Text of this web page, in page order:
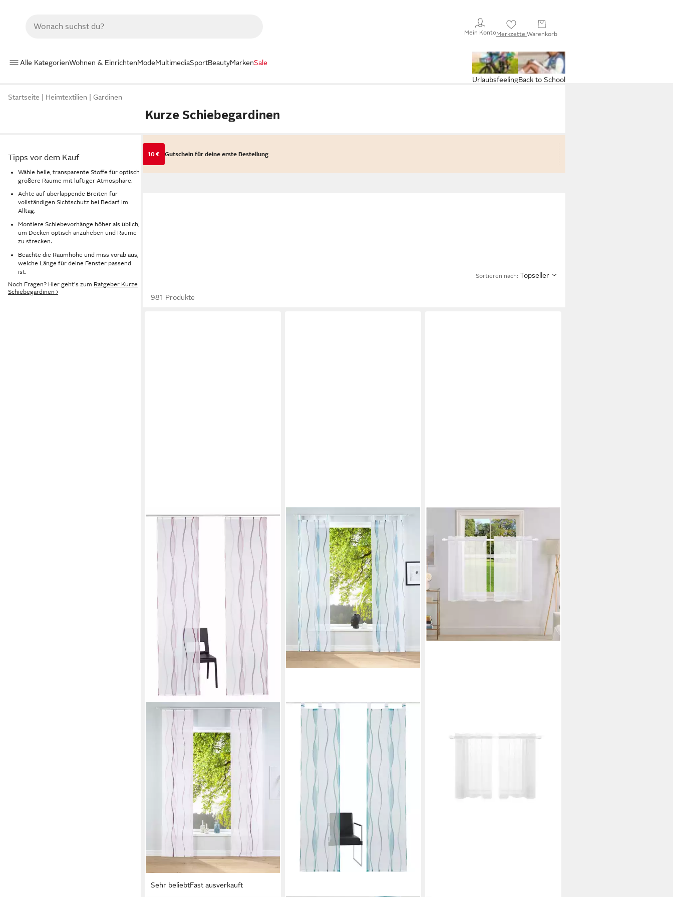
Mein KontoMerkzettelWarenkorb
Alle KategorienWohnen & EinrichtenModeMultimediaSportBeautyMarkenSale
Back to School
Urlaubsfeeling
Startseite Heimtextilien Gardinen
Kurze Schiebegardinen
Tipps vor dem Kauf
Wähle helle, transparente Stoffe für optisch
größere Räume mit luftiger Atmosphäre.
Achte auf überlappende Breiten für
vollständigen Sichtschutz bei Bedarf im
Alltag.
Montiere Schiebevorhänge höher als üblich,
um Decken optisch anzuheben und Räume
zu strecken.
Beachte die Raumhöhe und miss vorab aus,
welche Länge für deine Fenster passend
ist.
Noch Fragen? Hier geht's zum Ratgeber Kurze
Schiebegardinen ›
10 € Gutschein für deine erste Bestellung
Sortieren nach: Topseller
981 Produkte
Sehr beliebtFast ausverkauft